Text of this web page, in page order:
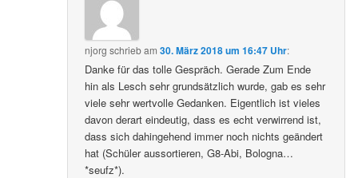
njorg schriebam30. März 2018 um 16:47 Uhr:
Danke für das tolle Gespräch. Gerade Zum Ende
hin als Lesch sehr grundsätzlich wurde, gab es sehr
viele sehr wertvolle Gedanken. Eigentlich ist vieles
davon derart eindeutig, dass es echt verwirrend ist,
dass sich dahingehend immer noch nichts geändert
hat (Schüler aussortieren, G8-Abi, Bologna…
*seufz*).